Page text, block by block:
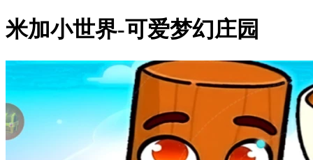
米加小世界-可爱梦幻庄园